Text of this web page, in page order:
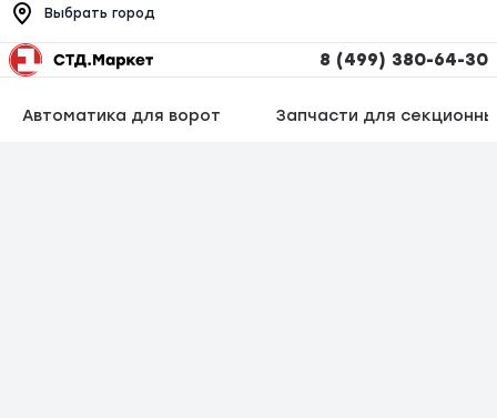
Выбрать город
8 (499) 380-64-30
Автоматика для ворот Запчасти для